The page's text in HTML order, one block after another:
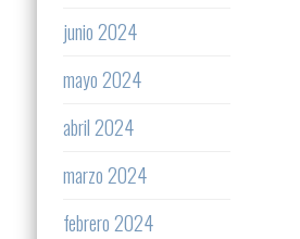
junio 2024
mayo 2024
abril 2024
marzo 2024
febrero 2024